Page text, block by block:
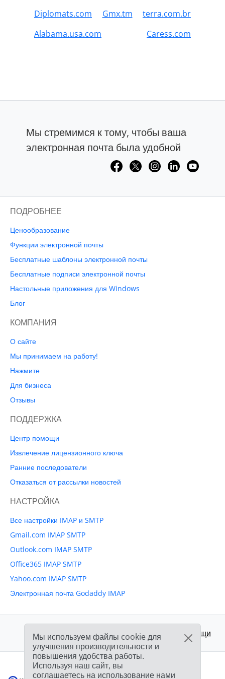
Diplomats.com
Gmx.tm
terra.com.br
Alabama.usa.com
Caress.com
Мы стремимся к тому, чтобы ваша
электронная почта была удобной
ПОДРОБНЕЕ
Ценообразование
Функции электронной почты
Бесплатные шаблоны электронной почты
Бесплатные подписи электронной почты
Настольные приложения для Windows
Блог
КОМПАНИЯ
О сайте
Мы принимаем на работу!
Нажмите
Для бизнеса
Отзывы
ПОДДЕРЖКА
Центр помощи
Извлечение лицензионного ключа
Ранние последователи
Отказаться от рассылки новостей
НАСТРОЙКА
Все настройки IMAP и SMTP
Gmail.com IMAP SMTP
Outlook.com IMAP SMTP
Office365 IMAP SMTP
Yahoo.com IMAP SMTP
Электронная почта Godaddy IMAP
Поддержка:Центр помощи
Мы используем файлы cookie для
улучшения производительности и
повышения удобства работы.
Используя наш сайт, вы
соглашаетесь на использование нами